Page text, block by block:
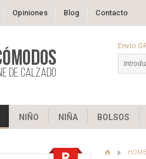
Opiniones Blog Contacto
Envío
NIÑO NIÑA BOLSOS